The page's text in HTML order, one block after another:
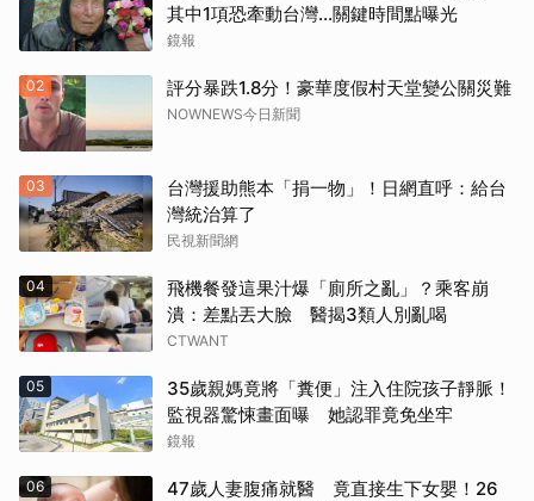
其中1項恐牽動台灣...關鍵時間點曝光
鏡報
02 評分暴跌1.8分！豪華度假村天堂變公關災難
NOWNEWS今日新聞
03
台灣援助熊本「捐一物」！日網直呼：給台
灣統治算了
民視新聞網
04
飛機餐發這果汁爆「廁所之亂」？乘客崩
潰：差點丟大臉 醫揭3類人別亂喝
CTWANT
05
35歲親媽竟將「糞便」注入住院孩子靜脈！
監視器驚悚畫面曝 她認罪竟免坐牢
鏡報
06
47歲人妻腹痛就醫 竟直接生下女嬰！26